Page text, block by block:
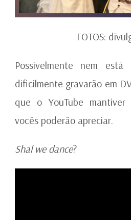
FOTOS:
Possivelmente nem
dificilmente gravarão em
que o YouTube
vocês poderão apreciar.
Shal we dance?